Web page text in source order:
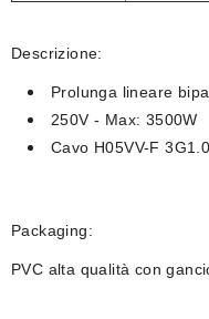
Descrizione:
Prolunga lineare
250V - Max: 3500W
Cavo H05VV-F
Packaging:
PVC alta qualità con